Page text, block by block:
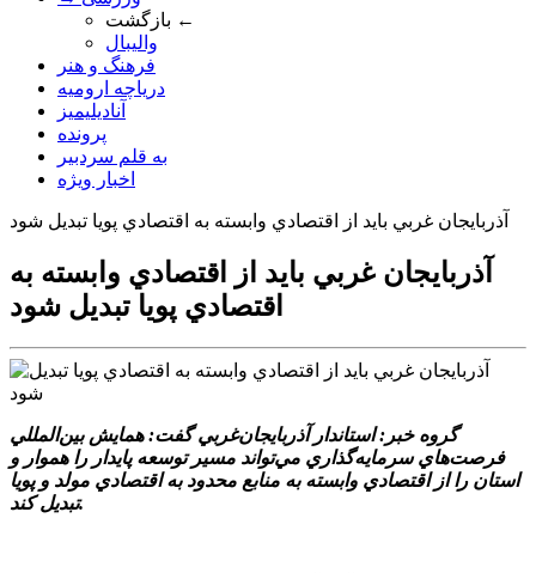
بازگشت ←
والیبال
فرهنگ و هنر
دریاچه ارومیه
آنادیلیمیز
پرونده
به قلم سردبیر
اخبار ویژه
آذربايجان غربي بايد از اقتصادي وابسته به اقتصادي پويا تبديل شود
آذربايجان غربي بايد از اقتصادي وابسته به
اقتصادي پويا تبديل شود
گروه خبر: استاندار آذربايجان‌غربي گفت: همايش بين‌المللي
فرصت‌هاي‌ سرمايه‌گذاري مي‌تواند مسير توسعه پايدار را هموار و
استان را از اقتصادي وابسته به منابع محدود به اقتصادي مولد و پويا
تبديل کند.